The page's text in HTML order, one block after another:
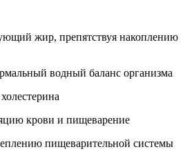
жир, препятствуя накоплению
водный баланс организма
крови и пищеварение
пищеварительной системы